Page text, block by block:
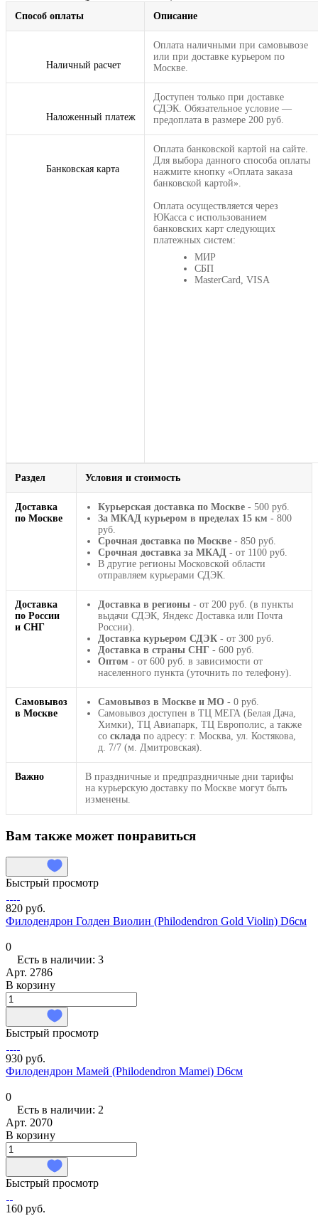
Способ оплаты Описание
Наличный расчет
Оплата наличными при самовывозе
или при доставке курьером по
Москве.
Наложенный платеж
Доступен только при доставке
СДЭК. Обязательное условие —
предоплата в размере 200 руб.
Банковская карта
Оплата банковской картой на сайте.
Для выбора данного способа оплаты
нажмите кнопку «Оплата заказа
банковской картой».
Оплата осуществляется через
ЮКасса с использованием
банковских карт следующих
платежных систем:
МИР
СБП
MasterCard, VISA
Раздел Условия и стоимость
Доставка
по Москве
Курьерская доставка по Москве - 500 руб.
За МКАД курьером в пределах 15 км - 800
руб.
Срочная доставка по Москве - 850 руб.
Срочная доставка за МКАД - от 1100 руб.
В другие регионы Московской области
отправляем курьерами СДЭК.
Доставка
по России
и СНГ
Доставка в регионы - от 200 руб. (в пункты
выдачи СДЭК, Яндекс Доставка или Почта
России).
Доставка курьером СДЭК - от 300 руб.
Доставка в страны СНГ - 600 руб.
Оптом - от 600 руб. в зависимости от
населенного пункта (уточнить по телефону).
Самовывоз
в Москве
Самовывоз в Москве и МО - 0 руб.
Самовывоз доступен в ТЦ МЕГА (Белая Дача,
Химки), ТЦ Авиапарк, ТЦ Европолис, а также
со склада по адресу: г. Москва, ул. Костякова,
д. 7/7 (м. Дмитровская).
Важно
В праздничные и предпраздничные дни тарифы
на курьерскую доставку по Москве могут быть
изменены.
Вам также может понравиться
Быстрый просмотр
820 руб.
Филодендрон Голден Виолин (Philodendron Gold Violin) D6см
0
Есть в наличии: 3
Арт. 2786
В корзину
Быстрый просмотр
930 руб.
Филодендрон Мамей (Philodendron Mamei) D6см
0
Есть в наличии: 2
Арт. 2070
В корзину
Быстрый просмотр
160 руб.